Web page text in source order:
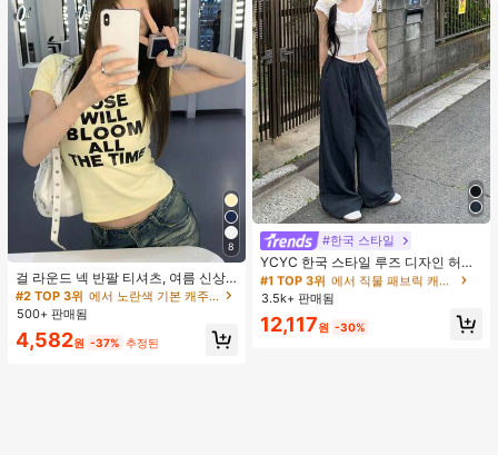
8
걸 라운드 넥 반팔 티셔츠, 여름 신상
레터 프린트, 아메리칸 핫걸 스타일,
패션 캐주얼 다용도 슬림핏 크롭 탑 옐
#2 TOP 3위
에서 노란색 기본 캐주얼 티셔츠
500+ 판매됨
4,582원 -37% 추정된
#한국 스타일
YCYC 한국 스타일 루즈 디자인 허리
밴드 얇은 스트레이트 레그 캐주얼 스
포츠 팬츠
#1 TOP 3위
거의 매진!
#1 TOP 3위
에서 직물 패브릭 캐주얼 바지
거의 매진!
#1 TOP 3위
에서 직물 패브릭 캐주얼 바지
거의 매진!
#1 TOP 3위
거의 매진!
3.5k+ 판매됨
12,117원 -30%